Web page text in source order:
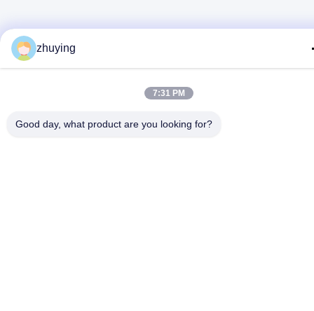
zhuying
7:31 PM
Good day, what product are you looking for?